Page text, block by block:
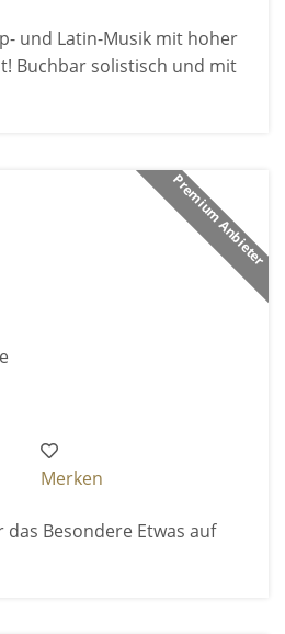
und Latin-Musik mit hoher
Buchbar solistisch und mit
Premium Anbieter
Merken
Besondere Etwas auf